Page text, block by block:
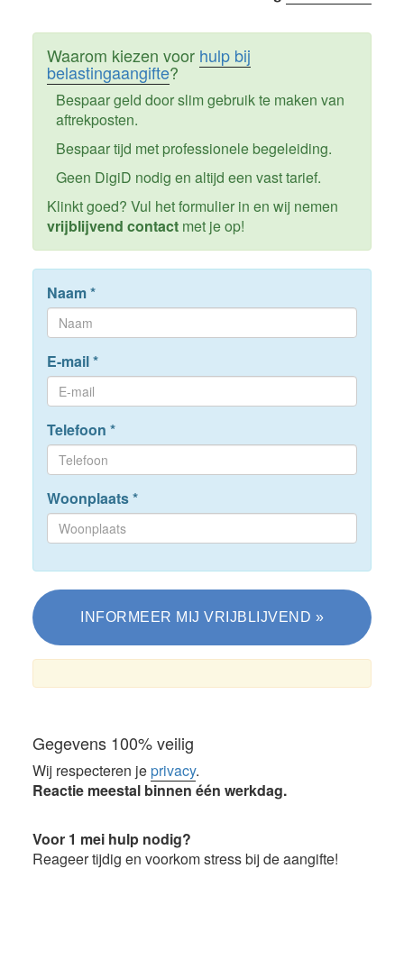
Waarom kiezen voor hulp bij
belastingaangifte?
Bespaar geld door slim gebruik te maken van
aftrekposten.
Bespaar tijd met professionele begeleiding.
Geen DigiD nodig en altijd een vast tarief.
Klinkt goed? Vul het formulier in en wij nemen
vrijblijvend contactmet je op!
Naam*
E-mail*
Telefoon *
Woonplaats*
Gegevens 100% veilig
Wij respecteren jeprivacy.
Reactie meestal binnen één werkdag.
Voor 1 mei hulp nodig?
Reageer tijdig en voorkom stress bij de aangifte!